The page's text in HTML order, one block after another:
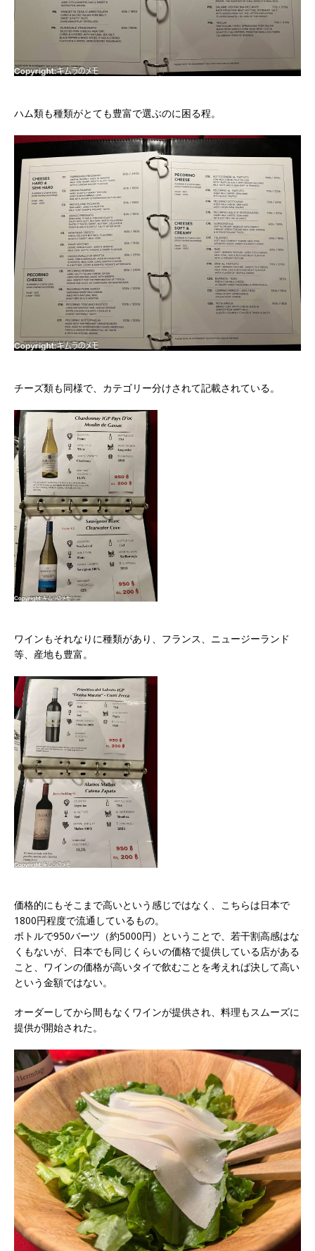
ハム類も種類がとても豊富で選ぶのに困る程。
チーズ類も同様で、カテゴリー分けされて記載されている。
ワインもそれなりに種類があり、フランス、ニュージーランド
等、産地も豊富。
価格的にもそこまで高いという感じではなく、こちらは日本で
1800円程度で流通しているもの。
ボトルで950バーツ（約5000円）ということで、若干割高感はな
くもないが、日本でも同じくらいの価格で提供している店がある
こと、ワインの価格が高いタイで飲むことを考えれば決して高い
という金額ではない。
オーダーしてから間もなくワインが提供され、料理もスムーズに
提供が開始された。